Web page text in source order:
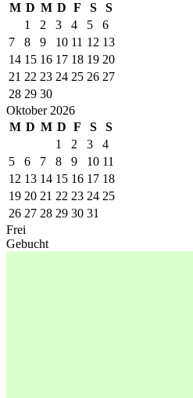
M D M D F S
S
1
2 3 4 5
6
7
8 9 10 11 12 13
14 15 16 17 18 19 20
21 22 23 24 25 26 27
28 29 30
Oktober 2026
M D M D F S
S
1
2 3
4
5
6 7 8 9 10 11
12 13 14 15 16 17 18
19 20 21 22 23 24 25
26 27 28 29 30 31
Frei
Gebucht